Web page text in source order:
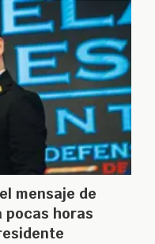
mensaje de
pocas horas